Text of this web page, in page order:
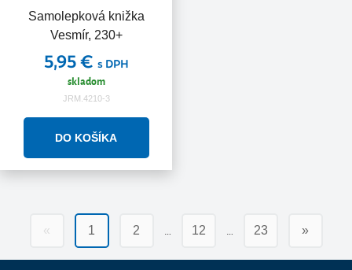
Samolepková knižka
Vesmír, 230+
5,95 € s DPH
skladom
JRM.4210-3
« 1 2 … 12 … 23 »